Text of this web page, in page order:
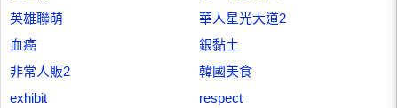
英雄聯萌
華人星光大道2
血癌
銀黏土
非常人販2
韓國美食
exhibit
respect